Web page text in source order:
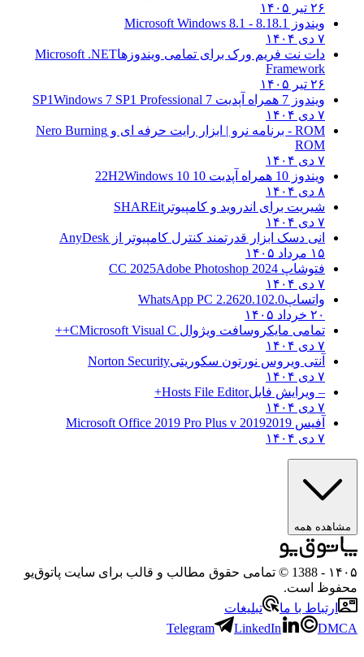
ویندوز 8.18.1 - Microsoft Windows 8.1
دات نت فریم ورک برای تمامی ویندوزهاMicrosoft .NET
Framework
ویندوز 7 همراه آپدیت 7 SP1
Windows 7 SP1 Professional
ROM - برنامه نرو | ابزار رایت حرفه ای و
Nero Burning
ROM
ویندوز 10 همراه آپدیت 10 22H2
Windows 10
شیریت برای اندروید و کامپیوترSHAREit
انی دسک ابزار قدرتمند کنترل کامپیوتر ازAnyDesk
فتوشاپ CC 2025Adobe Photoshop 2024
واتساپWhatsApp PC 2.2620.102.0
تمامی مایکروسافت ویژوال CMicrosoft Visual C++
آنتی ویروس نورتون سکوریتیNorton Security
– ویرایش فایلHosts File Editor+
آفیس 20192019 Microsoft Office 2019 Pro Plus v
همه
- 1388 © تمامی حقوق مطالب و قالب برای سایت پاتوق‌یو
است.
با ما
تبلیغات
Telegram
LinkedIn